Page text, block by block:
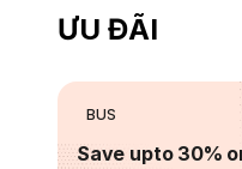
ƯU ĐÃI
BUS
Save upto 30%